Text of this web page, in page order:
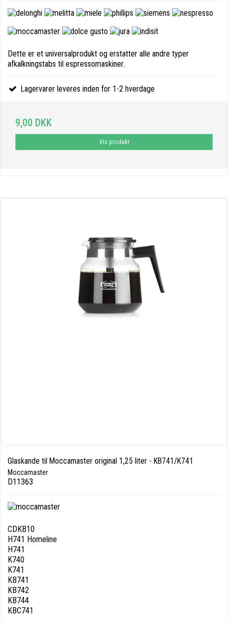
Dette er et universalprodukt og erstatter alle andre typer
afkalkningstabs til espressomaskiner.
Lagervarer leveres inden for 1-2 hverdage
9,00 DKK
Vis produkt
Glaskande til Moccamaster original 1,25 liter - KB741/K741
Moccamaster
D11363
CDKB10
H741 Homeline
H741
K740
K741
KB741
KB742
KB744
KBC741